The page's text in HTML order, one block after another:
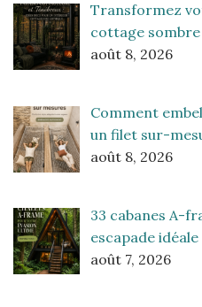
Transformez
cottage
août 8, 2026
Comment
un filet sur-
août 8, 2026
33 cabanes A-
escapade idéale
août 7, 2026